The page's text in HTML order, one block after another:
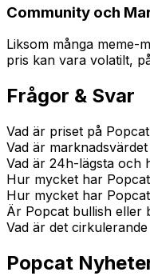
Community och
Liksom många meme-
pris kan vara volatilt,
Frågor & Svar
Vad är priset på
Vad är
Vad är 24h-lägsta och
Hur mycket har
Hur mycket har
Är Popcat bullish eller
Vad är det
Popcat